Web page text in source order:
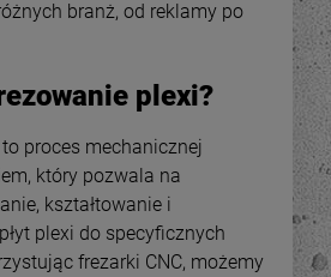
branż, od reklamy po
plexi?
proces mechanicznej
który pozwala na
kształtowanie i
plexi do specyficznych
frezarki CNC, możemy